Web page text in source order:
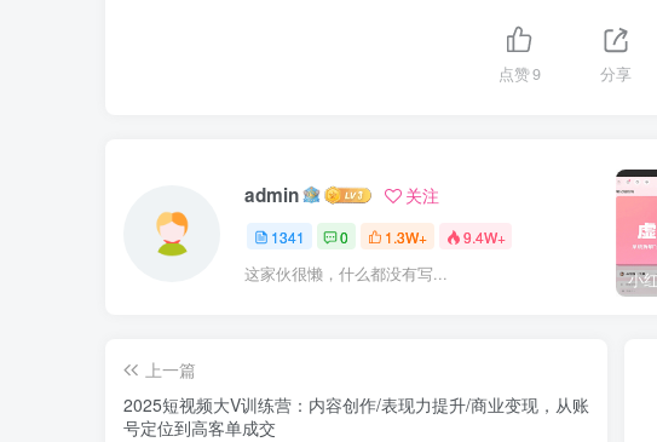
点赞9 分享
admin 关注
1341 0 1.3W+ 9.4W+
这家伙很懒，什么都没有写...
上一篇
2025短视频大V训练营：内容创作/表现力提升/商业变现，从账
号定位到高客单成交